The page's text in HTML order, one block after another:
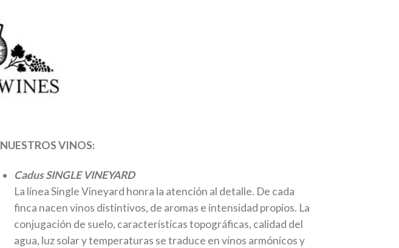
NUESTROS VINOS:
Cadus SINGLE VINEYARD
La línea Single Vineyard honra la atención al detalle. De cada
finca nacen vinos distintivos, de aromas e intensidad propios. La
conjugación de suelo, características topográficas, calidad del
agua, luz solar y temperaturas se traduce en vinos armónicos y